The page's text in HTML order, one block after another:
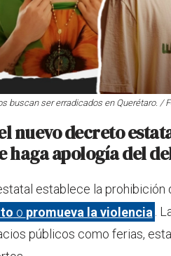
buscan ser erradicados en Querétaro. /
nuevo decreto
haga apología del
establece la prohibición
o promueva la violencia .
públicos como ferias,